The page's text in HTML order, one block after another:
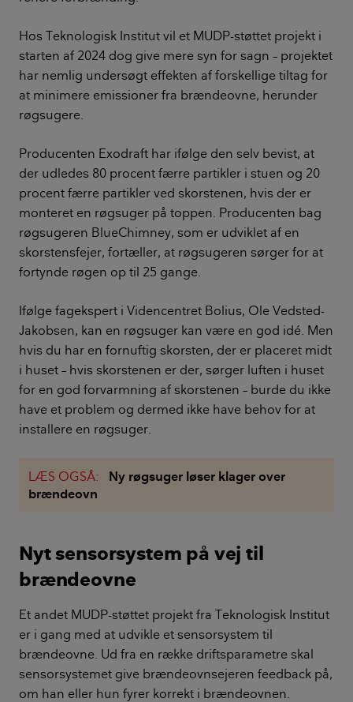
Hos Teknologisk Institut vil et MUDP-støttet projekt i
starten af 2024 dog give mere syn for sagn – projektet
har nemlig undersøgt effekten af forskellige tiltag for
at minimere emissioner fra brændeovne, herunder
røgsugere.
Producenten Exodraft har ifølge den selv bevist, at
der udledes 80 procent færre partikler i stuen og 20
procent færre partikler ved skorstenen, hvis der er
monteret en røgsuger på toppen. Producenten bag
røgsugeren BlueChimney, som er udviklet af en
skorstensfejer, fortæller, at røgsugeren sørger for at
fortynde røgen op til 25 gange.
Ifølge fagekspert i Videncentret Bolius, Ole Vedsted-
Jakobsen, kan en røgsuger kan være en god idé. Men
hvis du har en fornuftig skorsten, der er placeret midt
i huset – hvis skorstenen er der, sørger luften i huset
for en god forvarmning af skorstenen – burde du ikke
have et problem og dermed ikke have behov for at
installere en røgsuger.
LÆS OGSÅ:
Ny røgsuger løser klager over
brændeovn
Nyt sensorsystem på vej til
brændeovne
Et andet MUDP-støttet projekt fra Teknologisk Institut
er i gang med at udvikle et sensorsystem til
brændeovne. Ud fra en række driftsparametre skal
sensorsystemet give brændeovnsejeren feedback på,
om han eller hun fyrer korrekt i brændeovnen.